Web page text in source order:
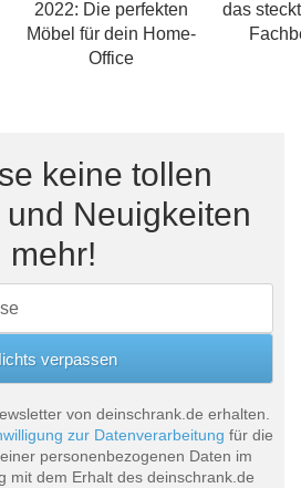
2022: Die perfekten
Möbel für dein Home-
Office
das
keine tollen
Neuigkeiten
mehr!
von deinschrank.de erhalten.
zur Datenverarbeitung für die
personenbezogenen Daten im
mit dem Erhalt des deinschrank.de